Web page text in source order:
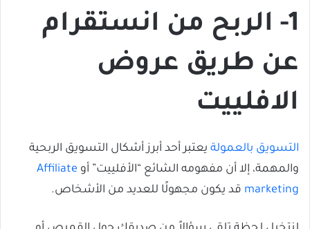
1- الربح من انستقرام
عن طريق عروض
الافلييت
التسويق بالعمولة يعتبر أحد أبرز أشكال التسويق الربحية
والمهمة، إلا أن مفهومه الشائع “الأفلييت” أو Affiliate
marketing قد يكون مجهولًا للعديد من الأشخاص.